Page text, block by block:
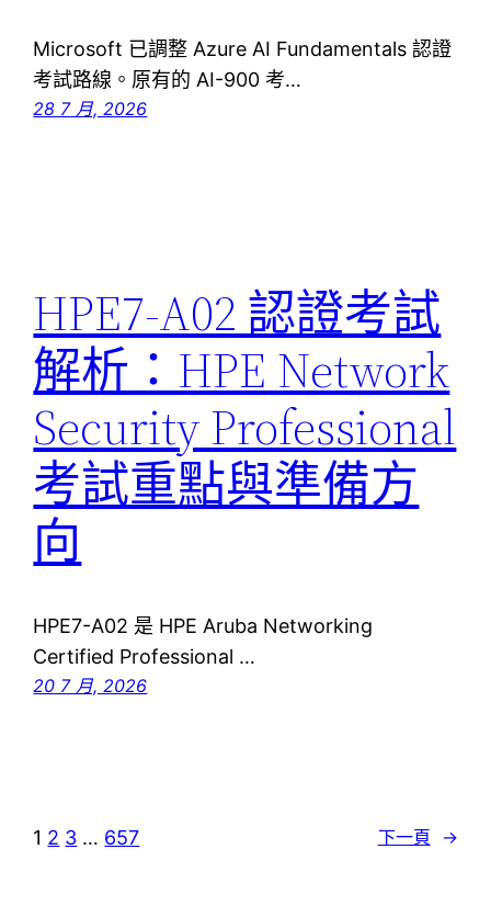
Microsoft 已調整 Azure AI Fundamentals 認證
考試路線。原有的 AI-900 考…
28 7 月, 2026
HPE7-A02 認證考試
解析：HPE Network
Security Professional
考試重點與準備方
向
HPE7-A02 是 HPE Aruba Networking
Certified Professional …
20 7 月, 2026
1 2 3 … 657 下一頁 →